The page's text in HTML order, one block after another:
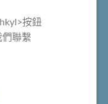
按鈕
們聯繫